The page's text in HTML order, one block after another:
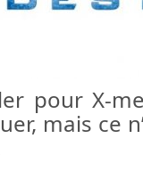
pour X-
mais ce